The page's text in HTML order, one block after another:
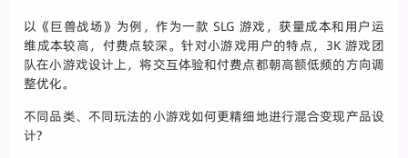
以《巨兽战场》为例，作为一款 SLG 游戏，获量成本和用户运
维成本较高，付费点较深。针对小游戏用户的特点，3K 游戏团
队在小游戏设计上，将交互体验和付费点都朝高额低频的方向调
整优化。
不同品类、不同玩法的小游戏如何更精细地进行混合变现产品设
计?